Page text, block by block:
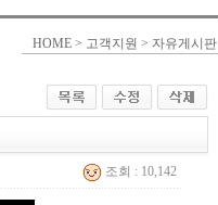
HOME > 고객지원 > 자유게시판
조회 : 10,142